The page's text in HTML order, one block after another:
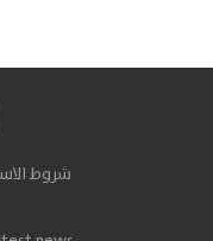
شروط